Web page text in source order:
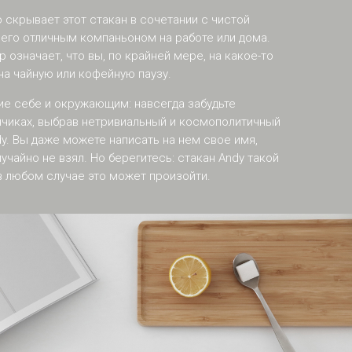
этот стакан в сочетании с чистой
отличным компаньоном на работе или дома.
что вы, по крайней мере, на какое-то
чайную или кофейную паузу.
себе и окружающим: навсегда забудьте
выбрав нетривиальный и космополитичный
Вы даже можете написать на нем свое имя,
не взял. Но берегитесь: стакан Andy такой
любом случае это может произойти.